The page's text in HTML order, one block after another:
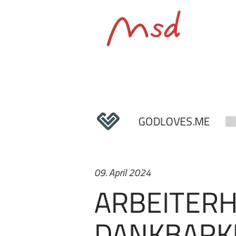
GODLOVES.ME
09. April 2024